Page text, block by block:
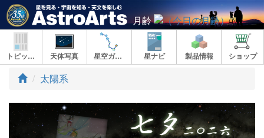
月齢
トピックス 天体写真 星空ガイド 星ナビ 製品情報 ショップ
ト
プ
太陽系